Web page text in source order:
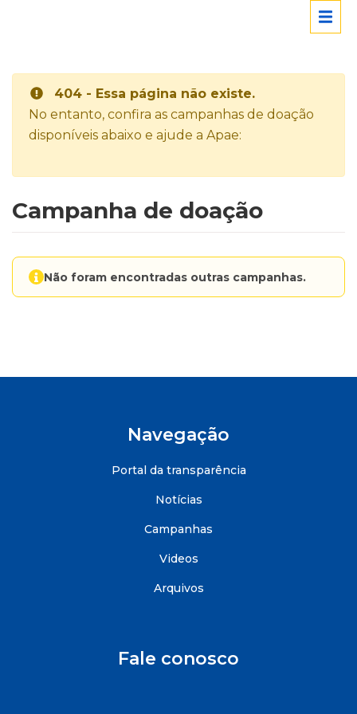
404 - Essa página não existe.
No entanto, confira as campanhas de doação
disponíveis abaixo e ajude a Apae:
Campanha de doação
Não foram encontradas outras campanhas.
Navegação
Portal da transparência
Notícias
Campanhas
Videos
Arquivos
Fale conosco